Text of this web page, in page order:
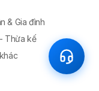
& Gia đình
Thừa kế